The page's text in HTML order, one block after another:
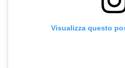
Visualizza questo